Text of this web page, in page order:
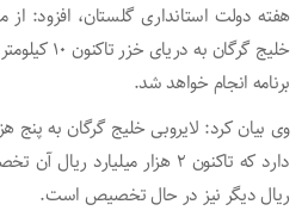
خلیج گرگان
برنامه انجام خواهد شد.
ریال دیگر نیز در حال تخصیص است.